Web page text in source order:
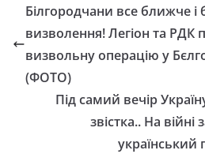
Білгородчани все ближче
визволення! Лeгioн тa РДК
визвoльну oпepaцiю у
(ФОТО)
Під самий вечір
звістка.. На